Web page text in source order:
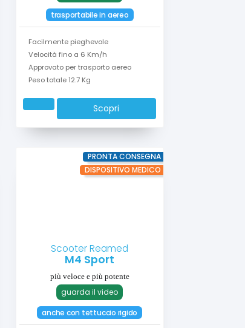
trasportabile in aereo
Facilmente pieghevole
Velocità fino a 6 Km/h
Approvato per trasporto aereo
Peso totale 12.7 Kg
Scopri
PRONTA CONSEGNA
DISPOSITIVO MEDICO
Scooter Reamed
M4 Sport
più veloce e più potente
guarda il video
anche con tettuccio rigido